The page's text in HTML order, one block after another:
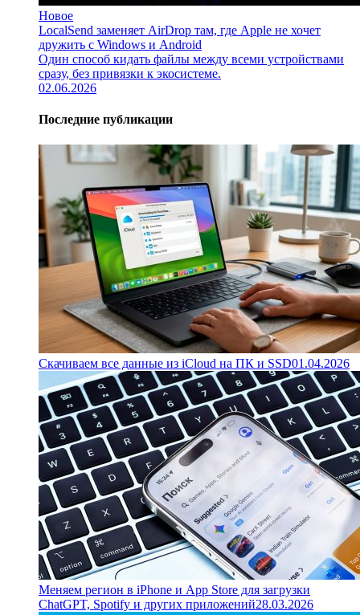
Новое
LocalSend заменяет AirDrop там, где Apple не хочет
дружить с Windows и Android
Один способ кидать файлы между всеми устройствами
сразу, без привязки к экосистеме.
02.06.2026
Последние публикации
Скачиваем все данные из iCloud на ПК и SSD01.04.2026
Меняем регион в iPhone и App Store для загрузки
ChatGPT, Spotify и других приложений28.03.2026